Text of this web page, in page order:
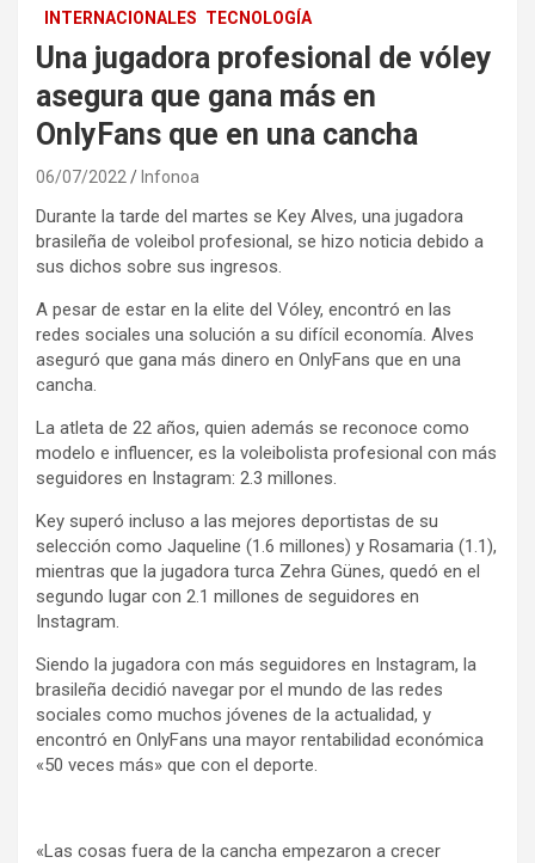
INTERNACIONALES TECNOLOGÍA
Una jugadora profesional de vóley
asegura que gana más en
OnlyFans que en una cancha
06/07/2022 Infonoa
Durante la tarde del martes se Key Alves, una jugadora
brasileña de voleibol profesional, se hizo noticia debido a
sus dichos sobre sus ingresos.
A pesar de estar en la elite del Vóley, encontró en las
redes sociales una solución a su difícil economía. Alves
aseguró que gana más dinero en OnlyFans que en una
cancha.
La atleta de 22 años, quien además se reconoce como
modelo e influencer, es la voleibolista profesional con más
seguidores en Instagram: 2.3 millones.
Key superó incluso a las mejores deportistas de su
selección como Jaqueline (1.6 millones) y Rosamaria (1.1),
mientras que la jugadora turca Zehra Günes, quedó en el
segundo lugar con 2.1 millones de seguidores en
Instagram.
Siendo la jugadora con más seguidores en Instagram, la
brasileña decidió navegar por el mundo de las redes
sociales como muchos jóvenes de la actualidad, y
encontró en OnlyFans una mayor rentabilidad económica
«50 veces más» que con el deporte.
«Las cosas fuera de la cancha empezaron a crecer